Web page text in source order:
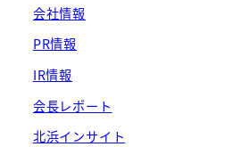
会社情報
PR情報
IR情報
会長レポート
北浜インサイト